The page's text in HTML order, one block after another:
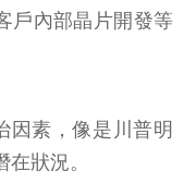
戶內部晶片開發等
因素，像是川普明
狀況。